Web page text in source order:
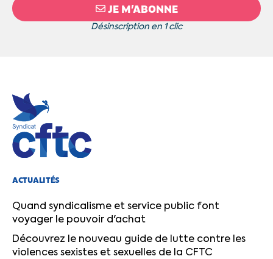
JE M’ABONNE
Désinscription en 1 clic
ACTUALITÉS
Quand syndicalisme et service public font
voyager le pouvoir d'achat
Découvrez le nouveau guide de lutte contre les
violences sexistes et sexuelles de la CFTC